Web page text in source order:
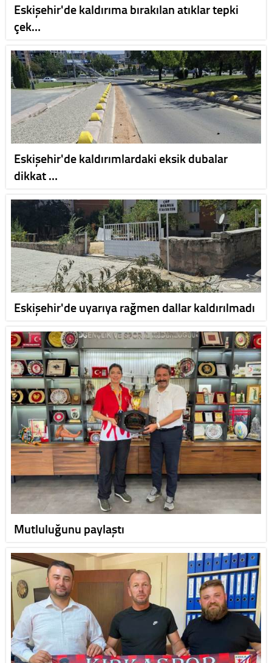
Eskişehir'de kaldırıma bırakılan atıklar tepki
çek…
Eskişehir'de kaldırımlardaki eksik dubalar
dikkat …
Eskişehir'de uyarıya rağmen dallar kaldırılmadı
Mutluluğunu paylaştı